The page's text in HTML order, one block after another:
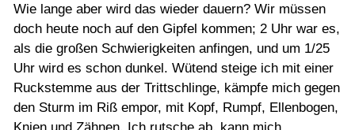
Wie lange aber wird das wieder dauern? Wir müssen
doch heute noch auf den Gipfel kommen; 2 Uhr war es,
als die großen Schwierigkeiten anfingen, und um 1/25
Uhr wird es schon dunkel. Wütend steige ich mit einer
Ruckstemme aus der Trittschlinge, kämpfe mich gegen
den Sturm im Riß empor, mit Kopf, Rumpf, Ellenbogen,